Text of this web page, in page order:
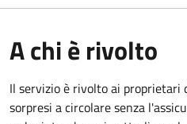
A chi è rivolto
Il servizio è rivolto ai proprietari
sorpresi a circolare senza